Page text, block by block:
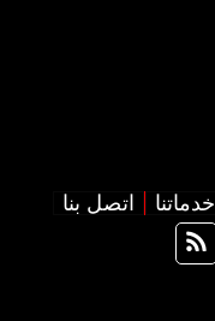
خدماتنا اتصل بنا